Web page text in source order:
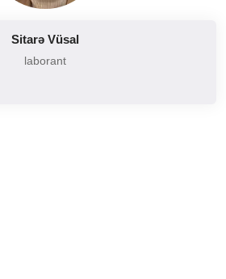
Sitarə Vüsal
laborant